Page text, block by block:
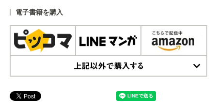
電子書籍を購入